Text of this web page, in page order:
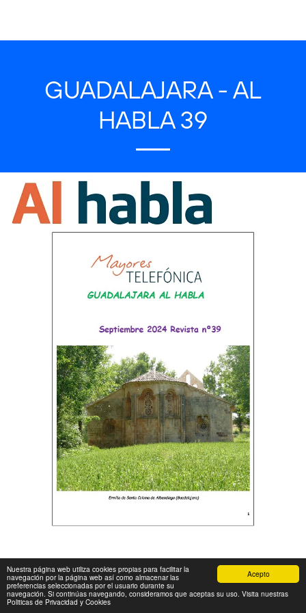
Acepto
Nuestra página web utiliza cookies propias para facilitar la
navegación por la página web así como almacenar las
preferencias seleccionadas por el usuario durante su
navegación. Si continúas navegando, consideramos que aceptas su uso. Visita nuestras
Politicas de Privacidad y Cookies
GUADALAJARA - AL
HABLA 39